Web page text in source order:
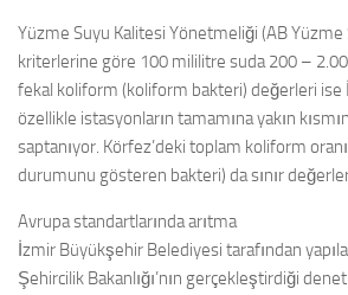
Yüzme Suyu Kalitesi Yönetmeliği (AB
kriterlerine göre 100 mililitre suda 200 –
fekal koliform (koliform bakteri) değerleri ise
özellikle istasyonların tamamına yakın
saptanıyor. Körfez’deki toplam koliform oranı
durumunu gösteren bakteri) da sınır
Avrupa standartlarında arıtma
İzmir Büyükşehir Belediyesi tarafından
Şehircilik Bakanlığı’nın gerçekleştirdiği